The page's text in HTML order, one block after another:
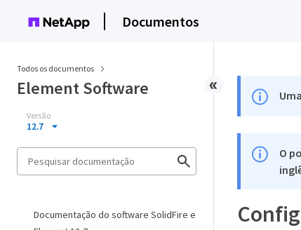
Documentos
Todos os documentos
Element Software
Versão
12.7
Documentação do software SolidFire e
O